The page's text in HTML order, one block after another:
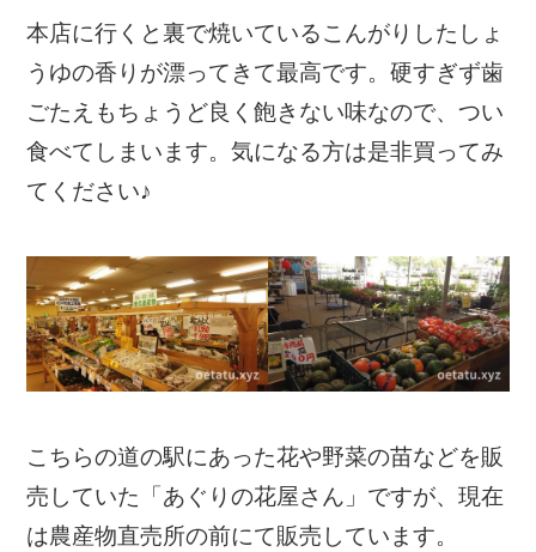
本店に行くと裏で焼いているこんがりしたしょ
うゆの香りが漂ってきて最高です。硬すぎず歯
ごたえもちょうど良く飽きない味なので、つい
食べてしまいます。気になる方は是非買ってみ
てください♪
こちらの道の駅にあった花や野菜の苗などを販
売していた「あぐりの花屋さん」ですが、現在
は農産物直売所の前にて販売しています。